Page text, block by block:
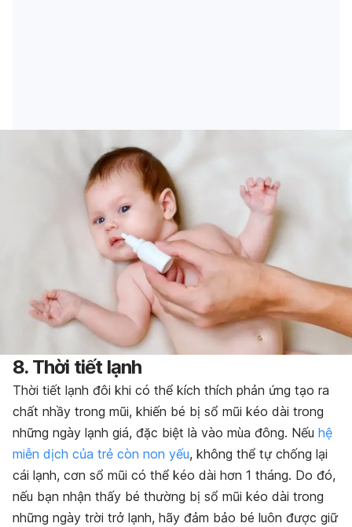
8. Thời tiết lạnh
Thời tiết lạnh đôi khi có thể kích thích phản ứng tạo ra
chất nhầy trong mũi, khiến bé bị sổ mũi kéo dài trong
những ngày lạnh giá, đặc biệt là vào mùa đông. Nếu hệ
miễn dịch của trẻ còn non yếu, không thể tự chống lại
cái lạnh, cơn sổ mũi có thể kéo dài hơn 1 tháng. Do đó,
nếu bạn nhận thấy bé thường bị sổ mũi kéo dài trong
những ngày trời trở lạnh, hãy đảm bảo bé luôn được giữ